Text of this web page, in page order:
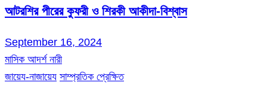
আটরশির পীরের কুফরী ও শিরকী আকীদা-বিশ্বাস
September 16, 2024
মাসিক আদর্শ নারী
জায়েয-নাজায়েয সাম্প্রতিক প্রেক্ষিত